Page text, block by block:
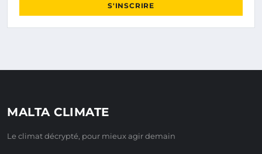
S'INSCRIRE
MALTA CLIMATE
Le climat décrypté, pour mieux agir demain